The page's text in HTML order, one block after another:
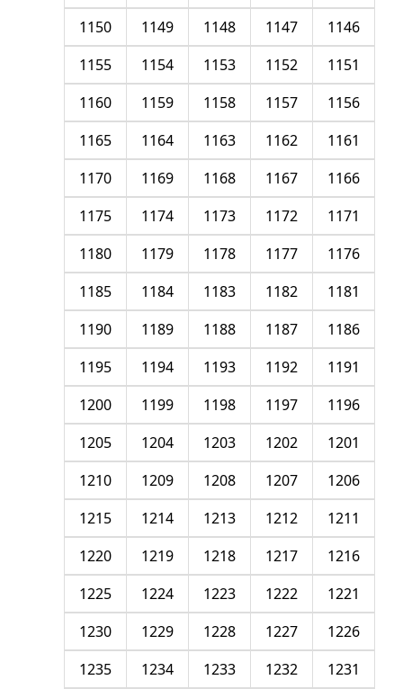
1146
1147
1148
1149
1150
1151
1152
1153
1154
1155
1156
1157
1158
1159
1160
1161
1162
1163
1164
1165
1166
1167
1168
1169
1170
1171
1172
1173
1174
1175
1176
1177
1178
1179
1180
1181
1182
1183
1184
1185
1186
1187
1188
1189
1190
1191
1192
1193
1194
1195
1196
1197
1198
1199
1200
1201
1202
1203
1204
1205
1206
1207
1208
1209
1210
1211
1212
1213
1214
1215
1216
1217
1218
1219
1220
1221
1222
1223
1224
1225
1226
1227
1228
1229
1230
1231
1232
1233
1234
1235